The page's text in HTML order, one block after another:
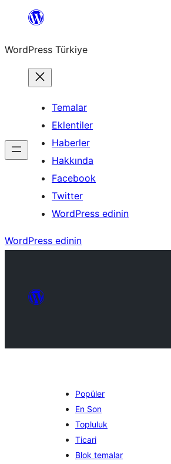
İçeriğe
WordPress Türkiye
Temalar
Eklentiler
Haberler
Hakkında
Facebook
Twitter
WordPress edinin
WordPress edinin
Popüler
En Son
Topluluk
Ticari
Blok temalar